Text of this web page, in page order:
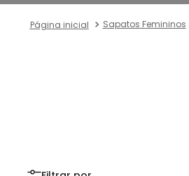
Sapatos Femininos